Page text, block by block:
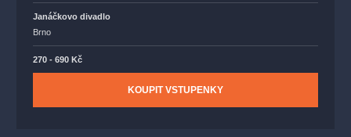
Janáčkovo divadlo
Brno
270 - 690 Kč
KOUPIT VSTUPENKY